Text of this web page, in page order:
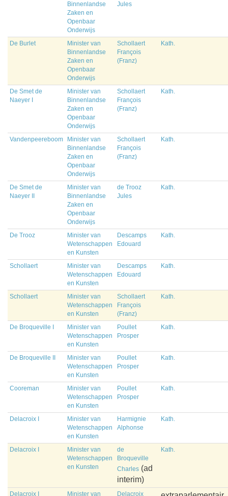
Binnenlandse
Zaken en
Openbaar
Onderwijs
Jules
De Burlet
Minister van
Binnenlandse
Zaken en
Openbaar
Onderwijs
Schollaert
François
(Franz)
Kath.
De Smet de
Naeyer I
Minister van
Binnenlandse
Zaken en
Openbaar
Onderwijs
Schollaert
François
(Franz)
Kath.
Vandenpeereboom
Minister van
Binnenlandse
Zaken en
Openbaar
Onderwijs
Schollaert
François
(Franz)
Kath.
De Smet de
Naeyer II
Minister van
Binnenlandse
Zaken en
Openbaar
Onderwijs
de Trooz
Jules
Kath.
De Trooz
Minister van
Wetenschappen
en Kunsten
Descamps
Edouard
Kath.
Schollaert
Minister van
Wetenschappen
en Kunsten
Descamps
Edouard
Kath.
Schollaert
Minister van
Wetenschappen
en Kunsten
Schollaert
François
(Franz)
Kath.
De Broqueville I
Minister van
Wetenschappen
en Kunsten
Poullet
Prosper
Kath.
De Broqueville II
Minister van
Wetenschappen
en Kunsten
Poullet
Prosper
Kath.
Cooreman
Minister van
Wetenschappen
en Kunsten
Poullet
Prosper
Kath.
Delacroix I
Minister van
Wetenschappen
en Kunsten
Harmignie
Alphonse
Kath.
Delacroix I
Minister van
Wetenschappen
en Kunsten
de
Broqueville
Charles (ad
interim)
Kath.
Delacroix I
Minister van
Delacroix